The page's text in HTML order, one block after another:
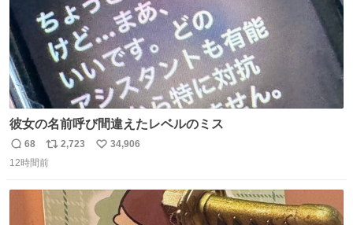
彼女の名前呼び間違えたレベルのミス
返
信
68
リ
ポ
ト
数
2,723
い
数
34,906
12時間前